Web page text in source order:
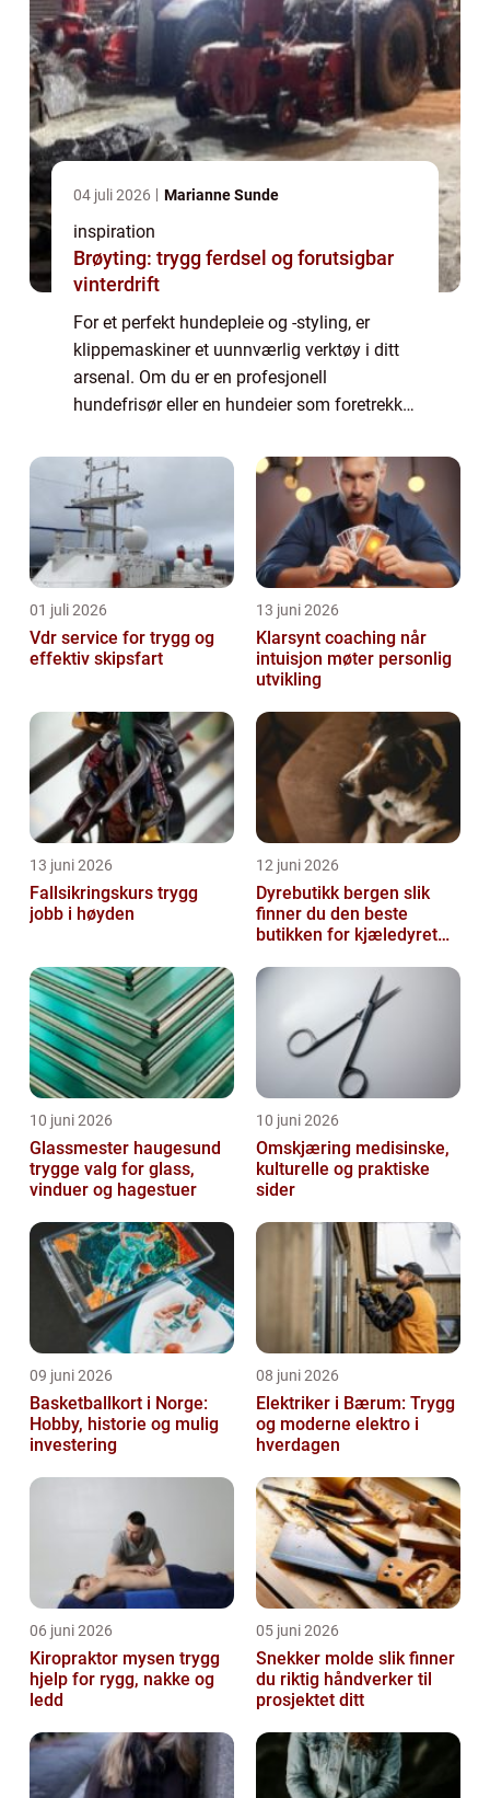
04 juli 2026 Marianne Sunde
inspiration
Brøyting: trygg ferdsel og forutsigbar
vinterdrift
For et perfekt hundepleie og -styling, er
klippemaskiner et uunnværlig verktøy i ditt
arsenal. Om du er en profesjonell
hundefrisør eller en hundeier som foretrekker
kli...
01 juli 2026
Vdr service for trygg og
effektiv skipsfart
13 juni 2026
Klarsynt coaching når
intuisjon møter personlig
utvikling
13 juni 2026
Fallsikringskurs trygg
jobb i høyden
12 juni 2026
Dyrebutikk bergen slik
finner du den beste
butikken for kjæledyret
10 juni 2026
Glassmester haugesund
trygge valg for glass,
vinduer og hagestuer
10 juni 2026
Omskjæring medisinske,
kulturelle og praktiske
sider
09 juni 2026
Basketballkort i Norge:
Hobby, historie og mulig
investering
08 juni 2026
Elektriker i Bærum: Trygg
og moderne elektro i
hverdagen
06 juni 2026
Kiropraktor mysen trygg
hjelp for rygg, nakke og
ledd
05 juni 2026
Snekker molde slik finner
du riktig håndverker til
prosjektet ditt